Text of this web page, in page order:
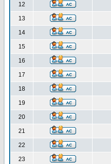
12
13
14
15
16
17
18
19
20
21
22
23